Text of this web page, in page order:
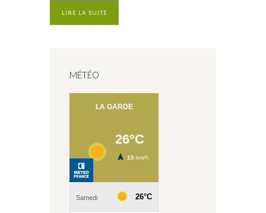
LIRE LA SUITE
MÉTÉO